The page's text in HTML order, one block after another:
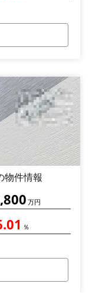
物件情報
万円
％